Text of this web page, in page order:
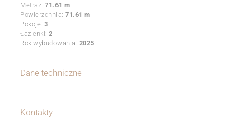
Metraż: 71.61 m
Powierzchnia: 71.61 m
Pokoje: 3
Łazienki: 2
Rok wybudowania: 2025
Dane techniczne
Kontakty